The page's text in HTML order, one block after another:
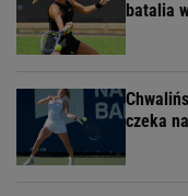
batalia
czeka